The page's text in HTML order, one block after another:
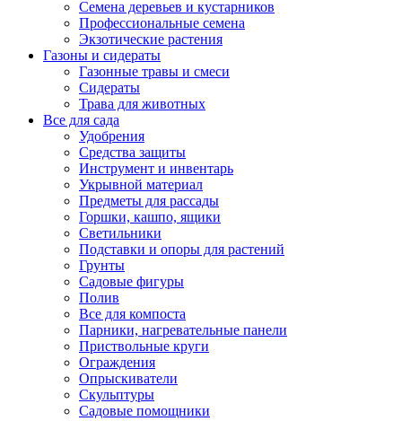
Семена деревьев и кустарников
Профессиональные семена
Экзотические растения
Газоны и сидераты
Газонные травы и смеси
Сидераты
Трава для животных
Все для сада
Удобрения
Средства защиты
Инструмент и инвентарь
Укрывной материал
Предметы для рассады
Горшки, кашпо, ящики
Светильники
Подставки и опоры для растений
Грунты
Садовые фигуры
Полив
Все для компоста
Парники, нагревательные панели
Приствольные круги
Ограждения
Опрыскиватели
Скульптуры
Садовые помощники